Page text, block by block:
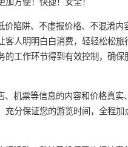
价陷阱、不虚报价格、不混淆
客人明明白白消费，轻轻松松
的工作环节得到有效控制，确
、机票等信息的内容和价格真
充分保证您的游览时间，全程